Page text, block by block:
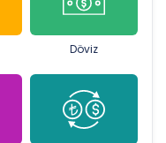
Döviz